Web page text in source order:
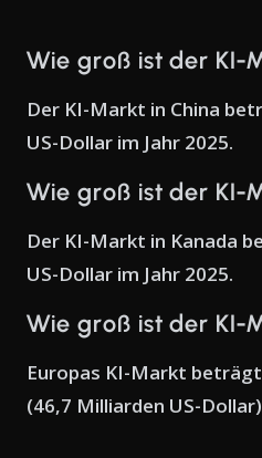
Wie groß ist der KI-
Der KI-Markt in China
US-Dollar im Jahr 2025.
Wie groß ist der KI-
Der KI-Markt in Kanada
US-Dollar im Jahr 2025.
Wie groß ist der KI-
Europas KI-Markt
(46,7 Milliarden US-